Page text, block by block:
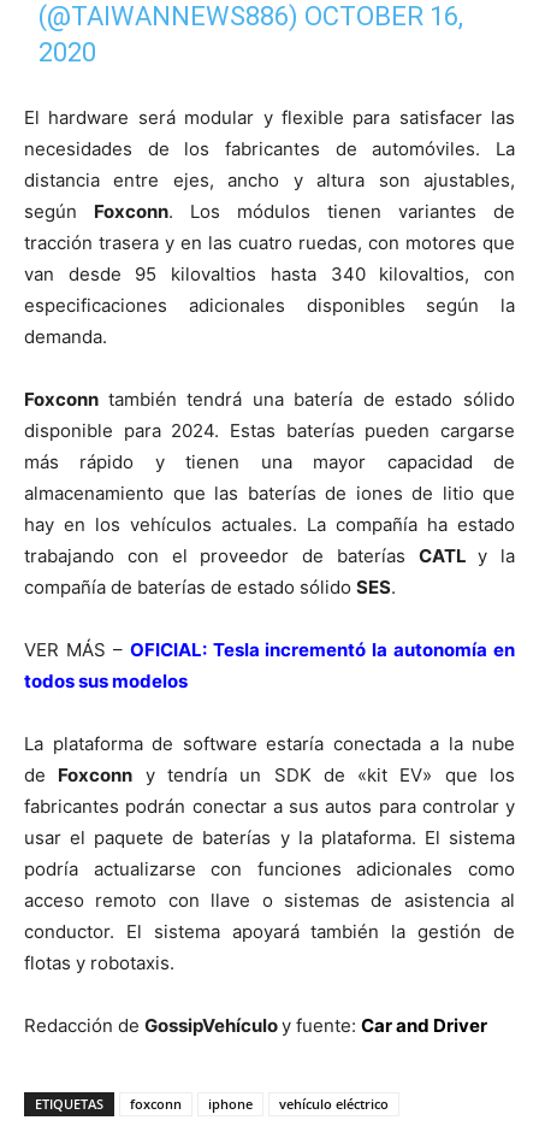
(@TAIWANNEWS886) OCTOBER 16,
2020
El hardware será modular y flexible para satisfacer las
necesidades de los fabricantes de automóviles. La
distancia entre ejes, ancho y altura son ajustables,
según Foxconn. Los módulos tienen variantes de
tracción trasera y en las cuatro ruedas, con motores que
van desde 95 kilovaltios hasta 340 kilovaltios, con
especificaciones adicionales disponibles según la
demanda.
Foxconn también tendrá una batería de estado sólido
disponible para 2024. Estas baterías pueden cargarse
más rápido y tienen una mayor capacidad de
almacenamiento que las baterías de iones de litio que
hay en los vehículos actuales. La compañía ha estado
trabajando con el proveedor de baterías CATLy la
compañía de baterías de estado sólido SES.
VER MÁS – OFICIAL: Tesla incrementó la autonomía en
todos sus modelos
La plataforma de software estaría conectada a la nube
de Foxconn y tendría un SDK de «kit EV» que los
fabricantes podrán conectar a sus autos para controlar y
usar el paquete de baterías y la plataforma. El sistema
podría actualizarse con funciones adicionales como
acceso remoto con llave o sistemas de asistencia al
conductor. El sistema apoyará también la gestión de
flotas y robotaxis.
Redacción de GossipVehículoy fuente: Car and Driver
ETIQUETAS foxconn iphone vehículo eléctrico